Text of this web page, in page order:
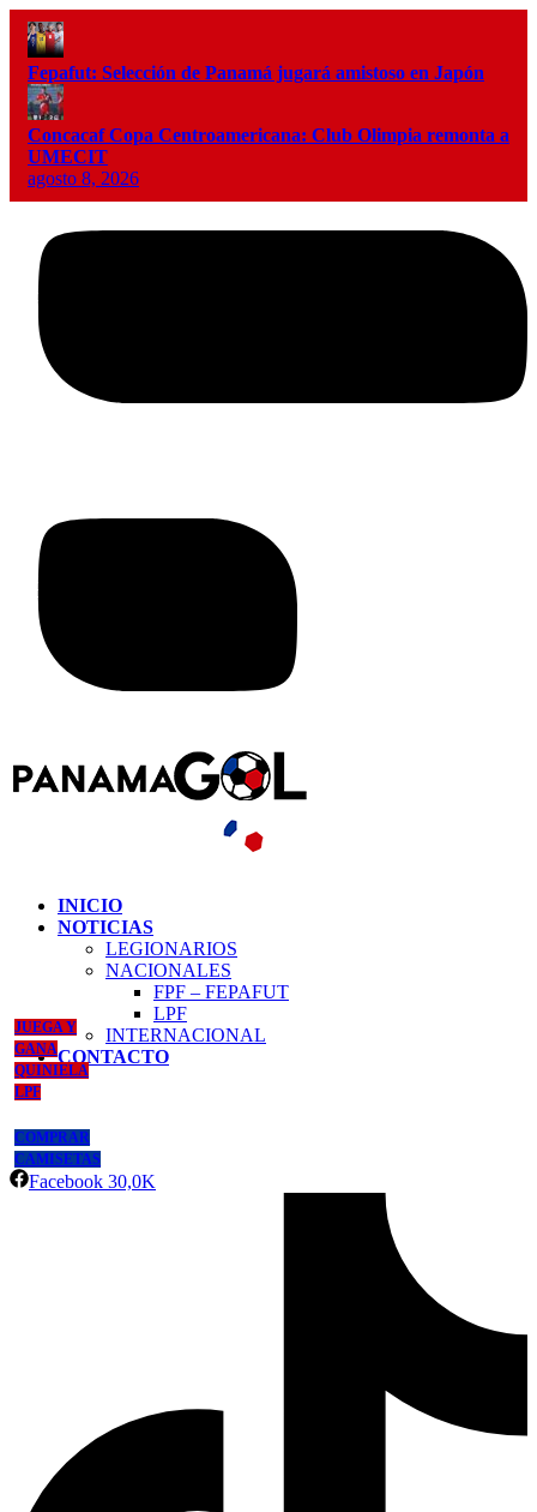
Fepafut: Selección de Panamá jugará amistoso en Japón
Concacaf Copa Centroamericana: Club Olimpia remonta a
UMECIT
agosto 8, 2026
INICIO
NOTICIAS
LEGIONARIOS
NACIONALES
FPF – FEPAFUT
LPF
INTERNACIONAL
CONTACTO
JUEGA Y
GANA
QUINIELA
LPF
COMPRAR
CAMISETAS
Facebook 30,0K